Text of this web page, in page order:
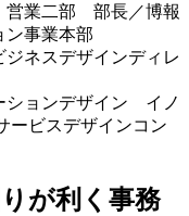
業二部 部長／博報
事業本部
ネスデザインディレ
ションデザイン イノ
ービスデザインコン
が利く事務